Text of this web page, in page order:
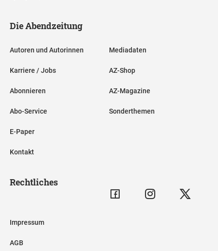
Die Abendzeitung
Autoren und Autorinnen
Karriere / Jobs
Abonnieren
Abo-Service
E-Paper
Kontakt
Mediadaten
AZ-Shop
AZ-Magazine
Sonderthemen
Rechtliches
Impressum
AGB